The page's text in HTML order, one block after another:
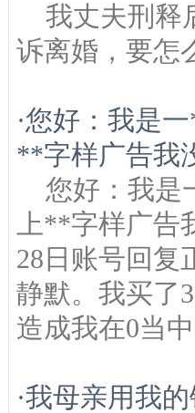
我丈夫刑释
诉离婚，要怎
·您好：我是
**字样广告我
您好：我是
上**字样广
28日账号回复
静默。我买了
造成我在0当
·我母亲用我